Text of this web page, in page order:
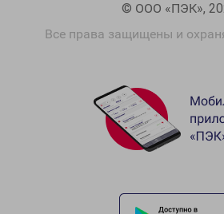
© ООО «ПЭК»,
Все права защищены и